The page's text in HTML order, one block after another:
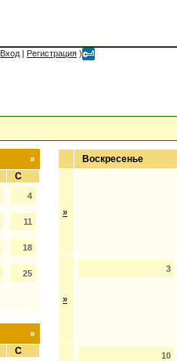
Вход | Регистрация )
»
С
4
11
18
25
»
С
Воскресенье
»
»
3
10